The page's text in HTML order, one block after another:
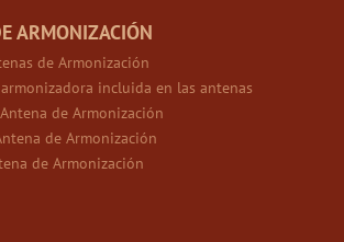
ARMONIZACIÓN
de Armonización
incluida en las antenas
de Armonización
de Armonización
de Armonización